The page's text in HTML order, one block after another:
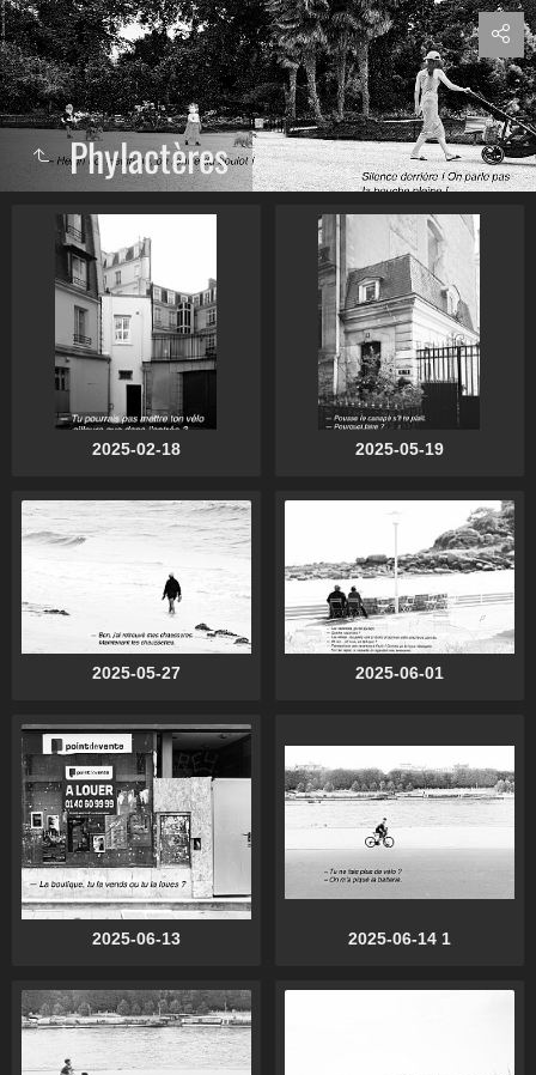
Phylactères
2025-02-18 2025-05-19
2025-05-27 2025-06-01
2025-06-13 2025-06-14 1